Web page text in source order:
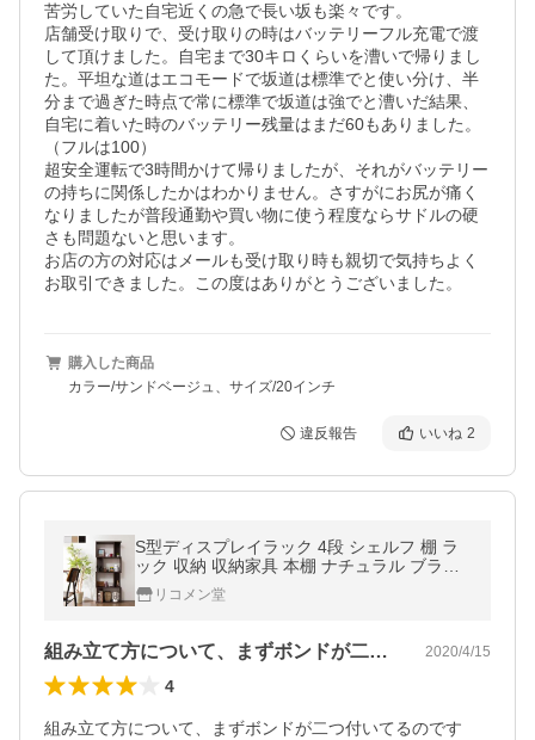
苦労していた自宅近くの急で長い坂も楽々です。
店舗受け取りで、受け取りの時はバッテリーフル充電で渡
して頂けました。自宅まで30キロくらいを漕いで帰りまし
た。平坦な道はエコモードで坂道は標準でと使い分け、半
分まで過ぎた時点で常に標準で坂道は強でと漕いだ結果、
自宅に着いた時のバッテリー残量はまだ60もありました。
（フルは100）
超安全運転で3時間かけて帰りましたが、それがバッテリー
の持ちに関係したかはわかりません。さすがにお尻が痛く
なりましたが普段通勤や買い物に使う程度ならサドルの硬
さも問題ないと思います。
お店の方の対応はメールも受け取り時も親切で気持ちよく
お取引できました。この度はありがとうございました。
購入した商品
カラー/サンドベージュ、サイズ/20インチ
違反報告 いいね 2
S型ディスプレイラック 4段 シェルフ 棚 ラ
ック 収納 収納家具 本棚 ナチュラル ブラウ
ン ホワイト おしゃれ スリム シンプル
リコメン堂
組み立て方について、まずボンドが二つ付… 2020/4/15
4
組み立て方について、まずボンドが二つ付いてるのです